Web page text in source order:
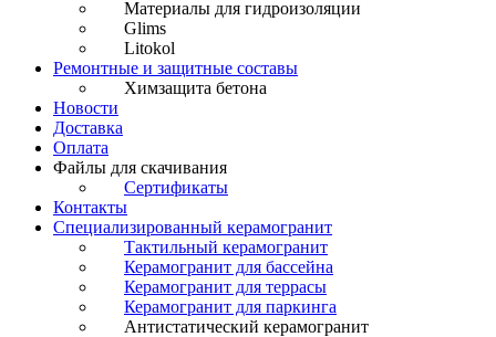
Материалы для гидроизоляции
Glims
Litokol
Ремонтные и защитные составы
Химзащита бетона
Новости
Доставка
Оплата
Файлы для скачивания
Сертификаты
Контакты
Специализированный керамогранит
Тактильный керамогранит
Керамогранит для бассейна
Керамогранит для террасы
Керамогранит для паркинга
Антистатический керамогранит